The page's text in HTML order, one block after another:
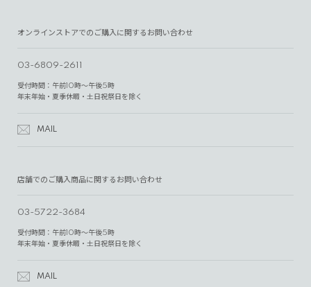
オンラインストアでのご購入に関するお問い合わせ
03-6809-2611
受付時間：午前10時～午後5時
年末年始・夏季休暇・土日祝祭日を除く
MAIL
店舗でのご購入商品に関するお問い合わせ
03-5722-3684
受付時間：午前10時～午後5時
年末年始・夏季休暇・土日祝祭日を除く
MAIL